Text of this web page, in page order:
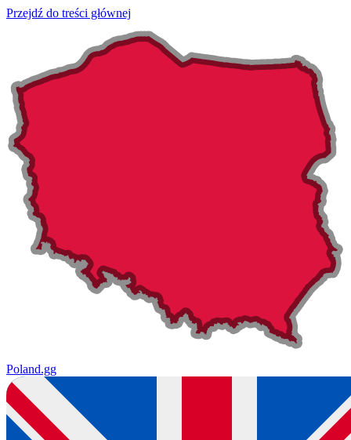
Przejdź do treści głównej
Poland.gg